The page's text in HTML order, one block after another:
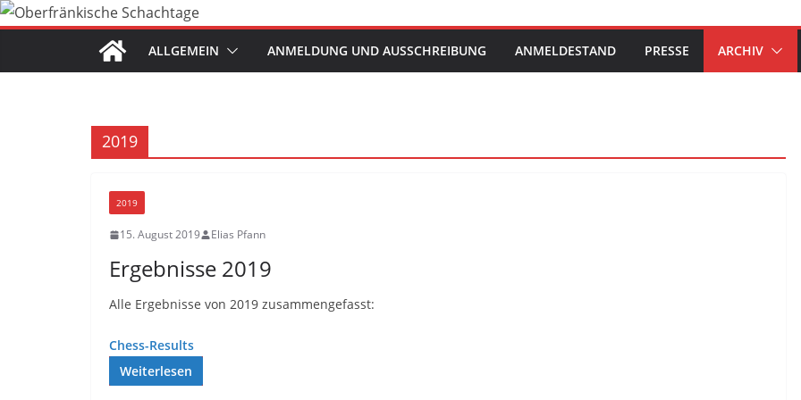
Zum
ALLGEMEIN ANMELDUNG UND AUSSCHREIBUNG ANMELDESTAND PRESSE ARCHIV
2019
2019
15. August 2019 Elias Pfann
Ergebnisse 2019
Alle Ergebnisse von 2019 zusammengefasst:
Chess-Results
Weiterlesen